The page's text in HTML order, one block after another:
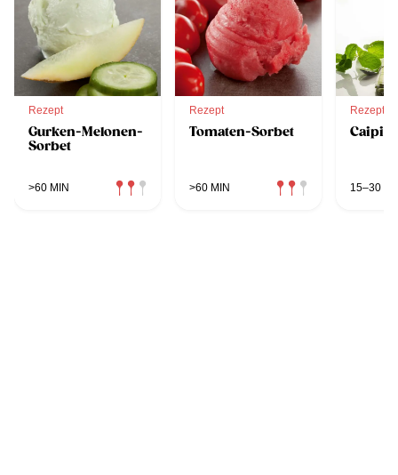
Rezept
Gurken-Melonen-
Sorbet
>60 MIN
Rezept
Tomaten-Sorbet
>60 MIN
Rezept
15–30